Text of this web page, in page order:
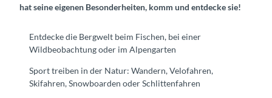
hat seine eigenen Besonderheiten, komm und entdecke sie!
Entdecke die Bergwelt beim Fischen, bei einer
Wildbeobachtung oder im Alpengarten
Sport treiben in der Natur: Wandern, Velofahren,
Skifahren, Snowboarden oder Schlittenfahren